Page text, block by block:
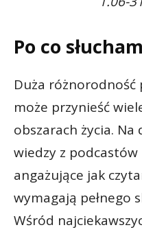
Po co
Duża
może przynieść
obszarach życia.
wiedzy z
angażujące jak
wymagają pełnego
Wśród